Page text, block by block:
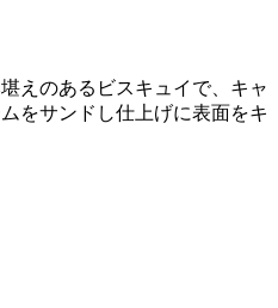
えのあるビスキュイで、キャ
をサンドし仕上げに表面をキ